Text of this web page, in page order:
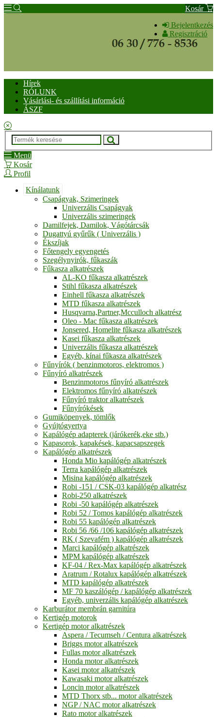
Kosár
Bejelentkezés
Regisztráció
Hírek
RÓLUNK
Vásárlási- és szállítási információ
ÁSZF
Menü
Kosár
Profil
Kínálatunk
Csapágyak, Szimeringek
Univerzális Csapágyak
Univerzális szimeringek
Damilfejek, Damilok, Vágótárcsák
Dugattyú gyűrűk ( Univerzális )
Ékszíjak
Főtengely egyengetés
Szegélynyirók, fűkaszák
Fűkasza alkatrészek
AL-KO fűkasza alkatrészek
Stihl fűkasza alkatrészek
Einhell fűkasza alkatrészek
MTD fűkasza alkatrészek
Husqvarna,Partner,Mcculloch alkatrész
Oleo - Mac fűkasza alkatrészek
Jonsered, Homelite fűkasza alkatrészek
Kasei fűkasza alkatrészek
Univerzális fűkasza alkatrészek
Egyéb, kínai fűkasza alkatrészek
Fűnyírók ( benzinmotoros, elektromos )
Fűnyíró alkatrészek
Benzinmotoros fűnyíró alkatrészek
Elektromos fűnyíró alkatrészek
Fűnyíró traktor alkatrészek
Fűnyírókések
Gumiköpenyek, tömlők
Gyújtógyertya
Kapálógép adapterek (járókerék,eke stb.)
Kapasorok, kapakések, kapacsapszegek
Kapálógép alkatrészek
Honda Mio kapálógép alkatrészek
Terra kapálógép alkatrészek
Misina kapálógép alkatrészek
Robi -151 / CSK-03 kapálógép alkatrész
Robi-250 alkatrészek
Robi -50 kapálógép alkatrészek
Robi 52 / Tomos kapálógép alkatrészek
Robi 55 kapálógép alkatrészek
Robi 56 /66 /106 kapálógép alkatrészek
RK ( Szevafém ) kapálógép alkatrészek
Marci kapálógép alkatrészek
MPM kapálógép alkatrészek
KF-04 / Rex-Max kapálógép alkatrészek
Aratrum / Rotalux kapálógép alkatrészek
MTD kapálógép alkatrészek
MF 70 kaszálógép / kapálógép alkatrészek
Egyéb, univerzális kapálógép alkatrészek
Karburátor membrán garnitúra
Kertigép motorok
Kertigép motor alkatrészek
Aspera / Tecumseh / Centura alkatrészek
Briggs motor alkatrészek
Fullas motor alkatrészek
Honda motor alkatrészek
Kasei motor alkatrészek
Kawasaki motor alkatrészek
Loncin motor alkatrészek
MTD Thorx stb... motor alkatrészek
NGP / NAC motor alkatrészek
Rato motor alkatrészek